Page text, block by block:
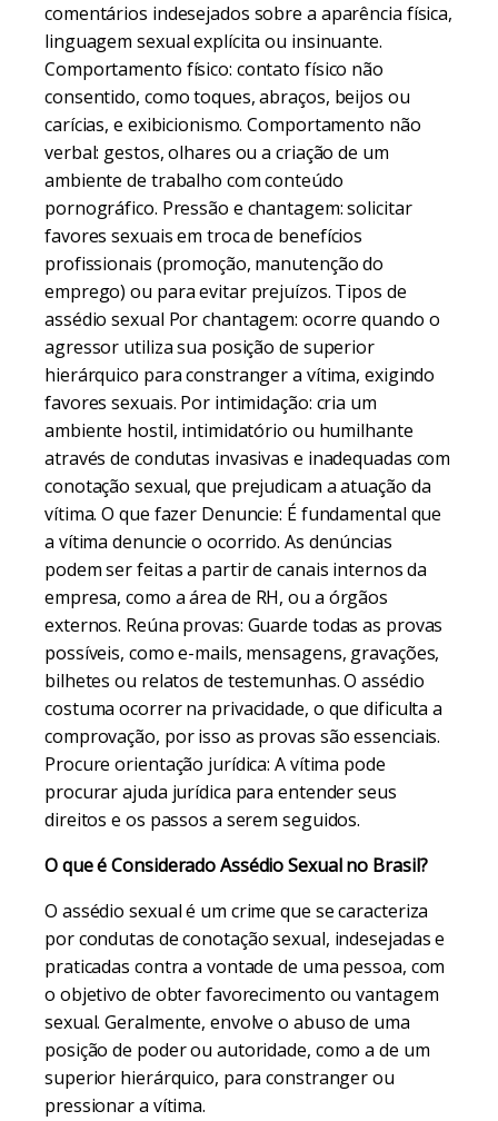
comentários indesejados sobre a aparência física,
linguagem sexual explícita ou insinuante.
Comportamento físico: contato físico não
consentido, como toques, abraços, beijos ou
carícias, e exibicionismo. Comportamento não
verbal: gestos, olhares ou a criação de um
ambiente de trabalho com conteúdo
pornográfico. Pressão e chantagem: solicitar
favores sexuais em troca de benefícios
profissionais (promoção, manutenção do
emprego) ou para evitar prejuízos. Tipos de
assédio sexual Por chantagem: ocorre quando o
agressor utiliza sua posição de superior
hierárquico para constranger a vítima, exigindo
favores sexuais. Por intimidação: cria um
ambiente hostil, intimidatório ou humilhante
através de condutas invasivas e inadequadas com
conotação sexual, que prejudicam a atuação da
vítima. O que fazer Denuncie: É fundamental que
a vítima denuncie o ocorrido. As denúncias
podem ser feitas a partir de canais internos da
empresa, como a área de RH, ou a órgãos
externos. Reúna provas: Guarde todas as provas
possíveis, como e-mails, mensagens, gravações,
bilhetes ou relatos de testemunhas. O assédio
costuma ocorrer na privacidade, o que dificulta a
comprovação, por isso as provas são essenciais.
Procure orientação jurídica: A vítima pode
procurar ajuda jurídica para entender seus
direitos e os passos a serem seguidos.
O que é Considerado Assédio Sexual no Brasil?
O assédio sexual é um crime que se caracteriza
por condutas de conotação sexual, indesejadas e
praticadas contra a vontade de uma pessoa, com
o objetivo de obter favorecimento ou vantagem
sexual. Geralmente, envolve o abuso de uma
posição de poder ou autoridade, como a de um
superior hierárquico, para constranger ou
pressionar a vítima.